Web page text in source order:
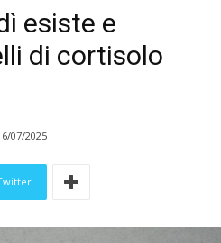
esiste e
di cortisolo
07/2025